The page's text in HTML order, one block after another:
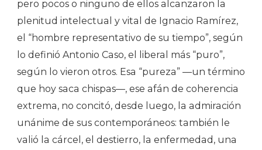
pero pocos o ninguno de ellos alcanzaron la
plenitud intelectual y vital de Ignacio Ramírez,
el “hombre representativo de su tiempo”, según
lo definió Antonio Caso, el liberal más “puro”,
según lo vieron otros. Esa “pureza” —un término
que hoy saca chispas—, ese afán de coherencia
extrema, no concitó, desde luego, la admiración
unánime de sus contemporáneos: también le
valió la cárcel, el destierro, la enfermedad, una